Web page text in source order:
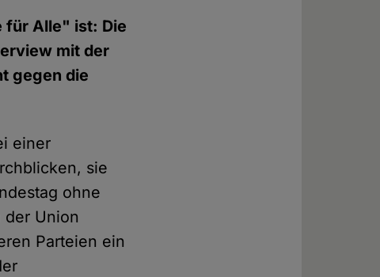
für Alle" ist: Die
mit der
gegen die
einer
sie
ohne
der Union
Parteien ein